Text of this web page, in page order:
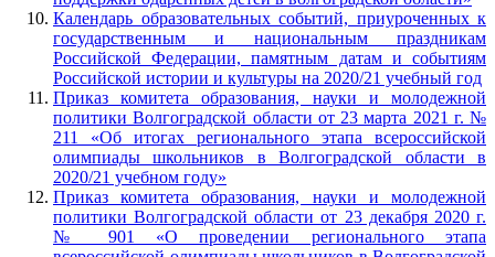
Календарь образовательных событий, приуроченных к
государственным и национальным праздникам
Российской Федерации, памятным датам и событиям
Российской истории и культуры на 2020/21 учебный год
Приказ комитета образования, науки и молодежной
политики Волгоградской области от 23 марта 2021 г. №
211 «Об итогах регионального этапа всероссийской
олимпиады школьников в Волгоградской области в
2020/21 учебном году»
Приказ комитета образования, науки и молодежной
политики Волгоградской области от 23 декабря 2020 г.
№ 901 «О проведении регионального этапа